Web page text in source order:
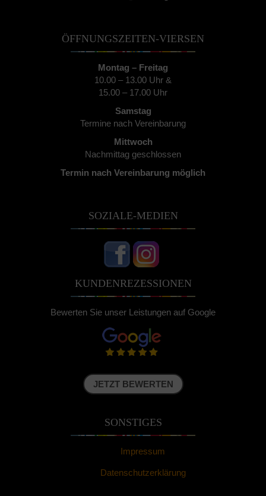
ÖFFNUNGSZEITEN-VIERSEN
Montag – Freitag
10.00 – 13.00 Uhr &
15.00 – 17.00 Uhr
Samstag
Termine nach Vereinbarung
Mittwoch
Nachmittag geschlossen
Termin nach Vereinbarung möglich
SOZIALE-MEDIEN
KUNDENREZESSIONEN
Bewerten Sie unser Leistungen auf Google
JETZT BEWERTEN
SONSTIGES
Impressum
Datenschutzerklärung